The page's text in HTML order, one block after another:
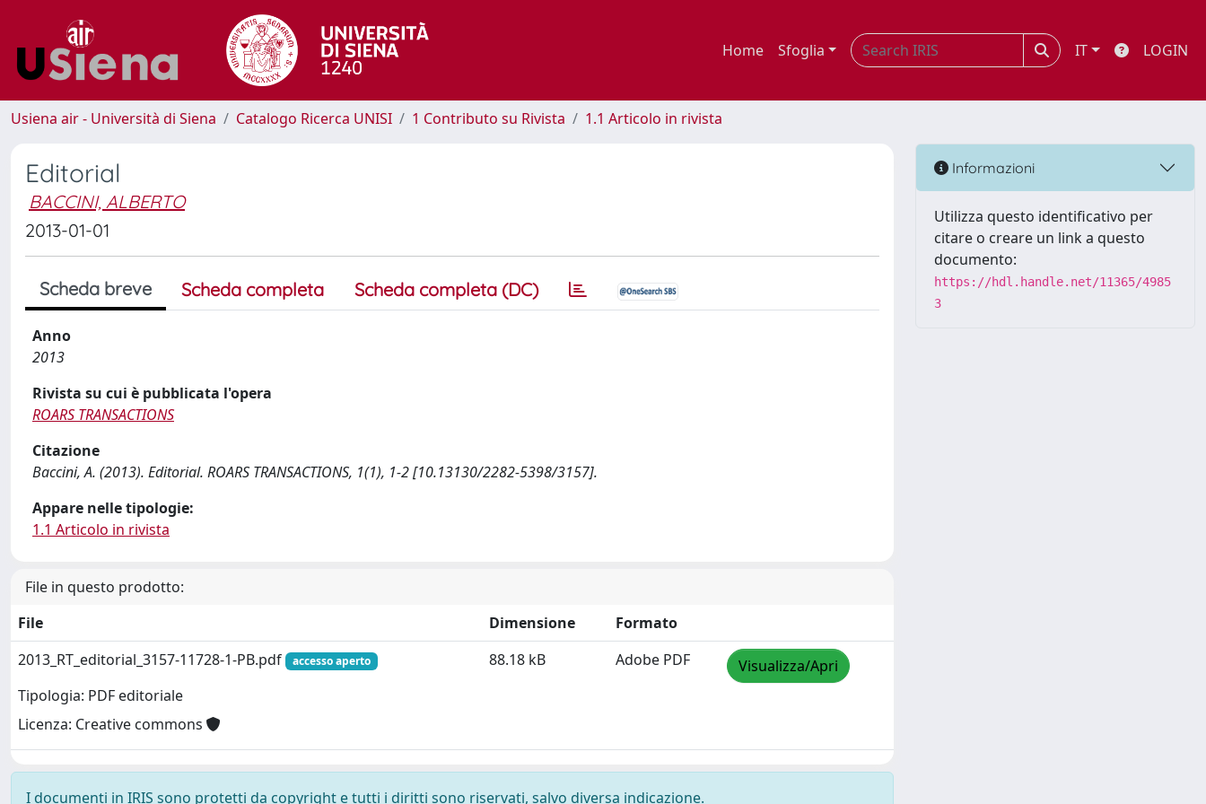
Home Sfoglia IT LOGIN
Usiena air - Università di Siena Catalogo Ricerca UNISI 1 Contributo su Rivista 1.1 Articolo in rivista
Editorial
BACCINI, ALBERTO
2013-01-01
Scheda breve Scheda completa Scheda completa (DC)
Anno
2013
Rivista su cui è pubblicata l'opera
ROARS TRANSACTIONS
Citazione
Baccini, A. (2013). Editorial. ROARS TRANSACTIONS, 1(1), 1-2 [10.13130/2282-5398/3157].
Appare nelle tipologie:
1.1 Articolo in rivista
File in questo prodotto:
File
Dimensione
Formato
2013_RT_editorial_3157-11728-1-PB.pdf
accesso aperto
Tipologia: PDF editoriale
Licenza: Creative commons
88.18 kB Adobe PDF Visualizza/Apri
I documenti in IRIS sono protetti da copyright e tutti i diritti sono riservati, salvo diversa indicazione.
Informazioni
Utilizza questo identificativo per
citare o creare un link a questo
documento:
https://hdl.handle.net/11365/4985
3